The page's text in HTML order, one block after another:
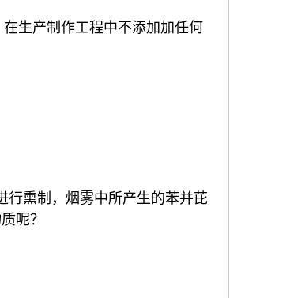
生产制作工程中不添加加任何
行熏制，烟雾中所产生的苯并芘
呢？